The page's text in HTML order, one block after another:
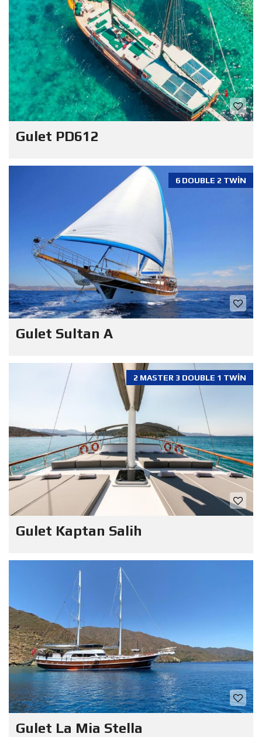
Gulet PD612
6 DOUBLE 2 TWIN
Gulet Sultan A
2 MASTER 3 DOUBLE 1 TWIN
Gulet Kaptan Salih
Gulet La Mia Stella